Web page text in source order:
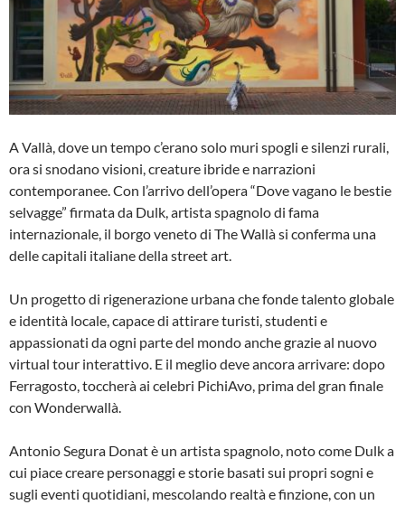
A Vallà, dove un tempo c’erano solo muri spogli e silenzi rurali,
ora si snodano visioni, creature ibride e narrazioni
contemporanee. Con l’arrivo dell’opera “Dove vagano le bestie
selvagge” firmata da Dulk, artista spagnolo di fama
internazionale, il borgo veneto di The Wallà si conferma una
delle capitali italiane della street art.
Un progetto di rigenerazione urbana che fonde talento globale
e identità locale, capace di attirare turisti, studenti e
appassionati da ogni parte del mondo anche grazie al nuovo
virtual tour interattivo. E il meglio deve ancora arrivare: dopo
Ferragosto, toccherà ai celebri PichiAvo, prima del gran finale
con Wonderwallà.
Antonio Segura Donat è un artista spagnolo, noto come Dulk a
cui piace creare personaggi e storie basati sui propri sogni e
sugli eventi quotidiani, mescolando realtà e finzione, con un